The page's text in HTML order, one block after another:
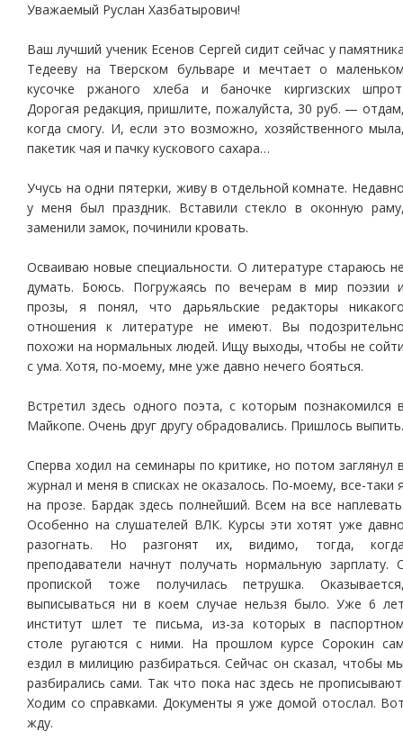
Уважаемый Руслан Хазбатырович!
Ваш лучший ученик Есенов Сергей сидит сейчас у
Тедееву на Тверском бульваре и мечтает о
кусочке ржаного хлеба и баночке киргизских
Дорогая редакция, пришлите, пожалуйста, 30 руб. —
когда смогу. И, если это возможно, хозяйственного
пакетик чая и пачку кускового сахара…
Учусь на одни пятерки, живу в отдельной комнате.
у меня был праздник. Вставили стекло в оконную
заменили замок, починили кровать.
Осваиваю новые специальности. О литературе стараюсь
думать. Боюсь. Погружаясь по вечерам в мир поэзии
прозы, я понял, что дарьяльские редакторы
отношения к литературе не имеют. Вы
похожи на нормальных людей. Ищу выходы, чтобы не
с ума. Хотя, по-моему, мне уже давно нечего бояться.
Встретил здесь одного поэта, с которым познакомился
Майкопе. Очень друг другу обрадовались. Пришлось выпить.
Сперва ходил на семинары по критике, но потом заглянул
журнал и меня в списках не оказалось. По-моему, все-таки
на прозе. Бардак здесь полнейший. Всем на все
Особенно на слушателей ВЛК. Курсы эти хотят уже
разогнать. Но разгонят их, видимо, тогда,
преподаватели начнут получать нормальную зарплату.
пропиской тоже получилась петрушка.
выписываться ни в коем случае нельзя было. Уже 6
институт шлет те письма, из-за которых в
столе ругаются с ними. На прошлом курсе Сорокин
ездил в милицию разбираться. Сейчас он сказал, чтобы
разбирались сами. Так что пока нас здесь не
Ходим со справками. Документы я уже домой отослал.
жду.